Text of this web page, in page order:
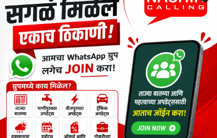
CODE OF ETHICS FOR DIGITAL NEWS WEBSITES
Contact Us
Privacy Policy
Short News
ThemeNcode PDF Viewer SC [Do not Delete]
वाचकांना विनम्र सूचना